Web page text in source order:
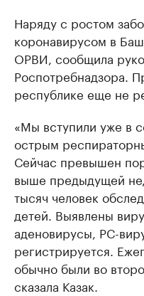
Наряду с ростом
коронавирусом в
ОРВИ, сообщила
Роспотребнадзора.
республике еще не
«Мы вступили уже в
острым
Сейчас превышен
выше предыдущей
тысяч человек
детей. Выявлены
аденовирусы, РС-
регистрируется.
обычно были во
сказала Казак.